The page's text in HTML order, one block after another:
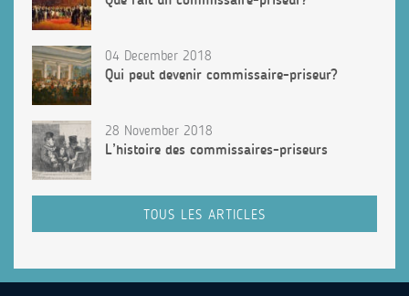
04 December 2018
Qui peut devenir commissaire-priseur?
28 November 2018
L’histoire des commissaires-priseurs
TOUS LES ARTICLES